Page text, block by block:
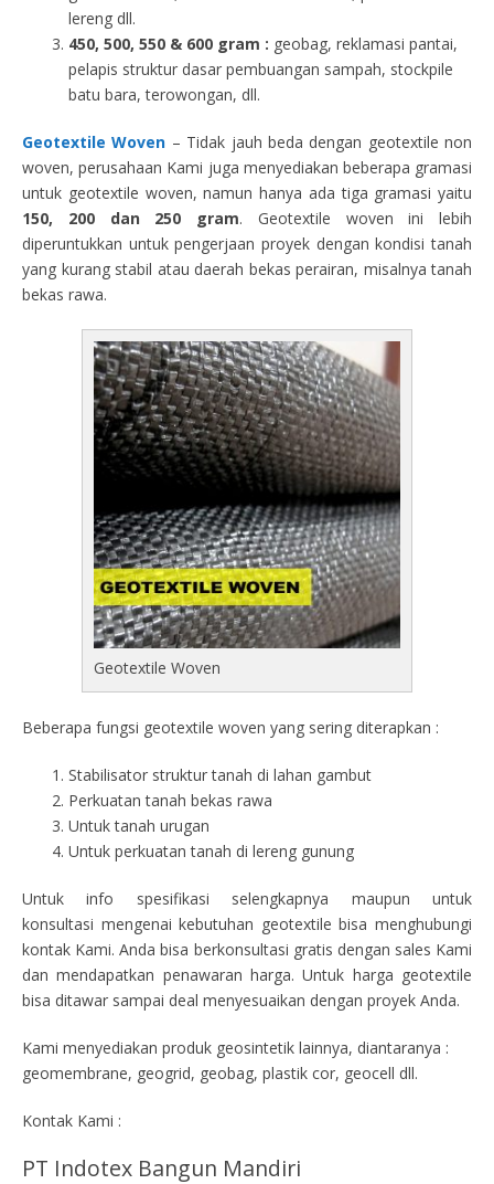
lereng dll.
450, 500, 550 & 600 gram : geobag, reklamasi pantai,
pelapis struktur dasar pembuangan sampah, stockpile
batu bara, terowongan, dll.
Geotextile Woven – Tidak jauh beda dengan geotextile non
woven, perusahaan Kami juga menyediakan beberapa gramasi
untuk geotextile woven, namun hanya ada tiga gramasi yaitu
150, 200 dan 250 gram. Geotextile woven ini lebih
diperuntukkan untuk pengerjaan proyek dengan kondisi tanah
yang kurang stabil atau daerah bekas perairan, misalnya tanah
bekas rawa.
Geotextile Woven
Beberapa fungsi geotextile woven yang sering diterapkan :
Stabilisator struktur tanah di lahan gambut
Perkuatan tanah bekas rawa
Untuk tanah urugan
Untuk perkuatan tanah di lereng gunung
Untuk info spesifikasi selengkapnya maupun untuk
konsultasi mengenai kebutuhan geotextile bisa menghubungi
kontak Kami. Anda bisa berkonsultasi gratis dengan sales Kami
dan mendapatkan penawaran harga. Untuk harga geotextile
bisa ditawar sampai deal menyesuaikan dengan proyek Anda.
Kami menyediakan produk geosintetik lainnya, diantaranya :
geomembrane, geogrid, geobag, plastik cor, geocell dll.
Kontak Kami :
PT Indotex Bangun Mandiri